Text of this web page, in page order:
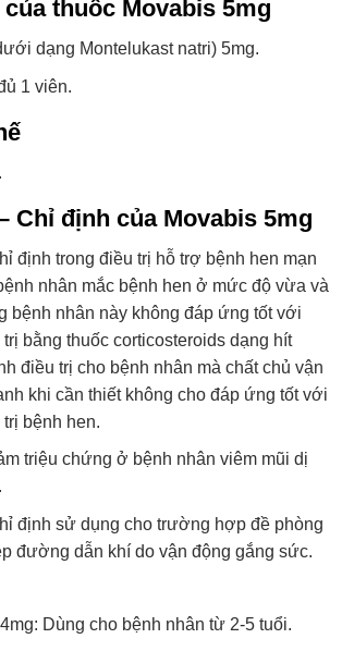
thuốc Movabis 5mg
dạng Montelukast natri) 5mg.
1 viên.
Chỉ định của Movabis 5mg
định trong điều trị hỗ trợ bệnh hen mạn
nhân mắc bệnh hen ở mức độ vừa và
bệnh nhân này không đáp ứng tốt với
trị bằng thuốc corticosteroids dạng hít
điều trị cho bệnh nhân mà chất chủ vận
khi cần thiết không cho đáp ứng tốt với
trị bệnh hen.
triệu chứng ở bệnh nhân viêm mũi dị
định sử dụng cho trường hợp đề phòng
đường dẫn khí do vận động gắng sức.
Dùng cho bệnh nhân từ 2-5 tuổi.